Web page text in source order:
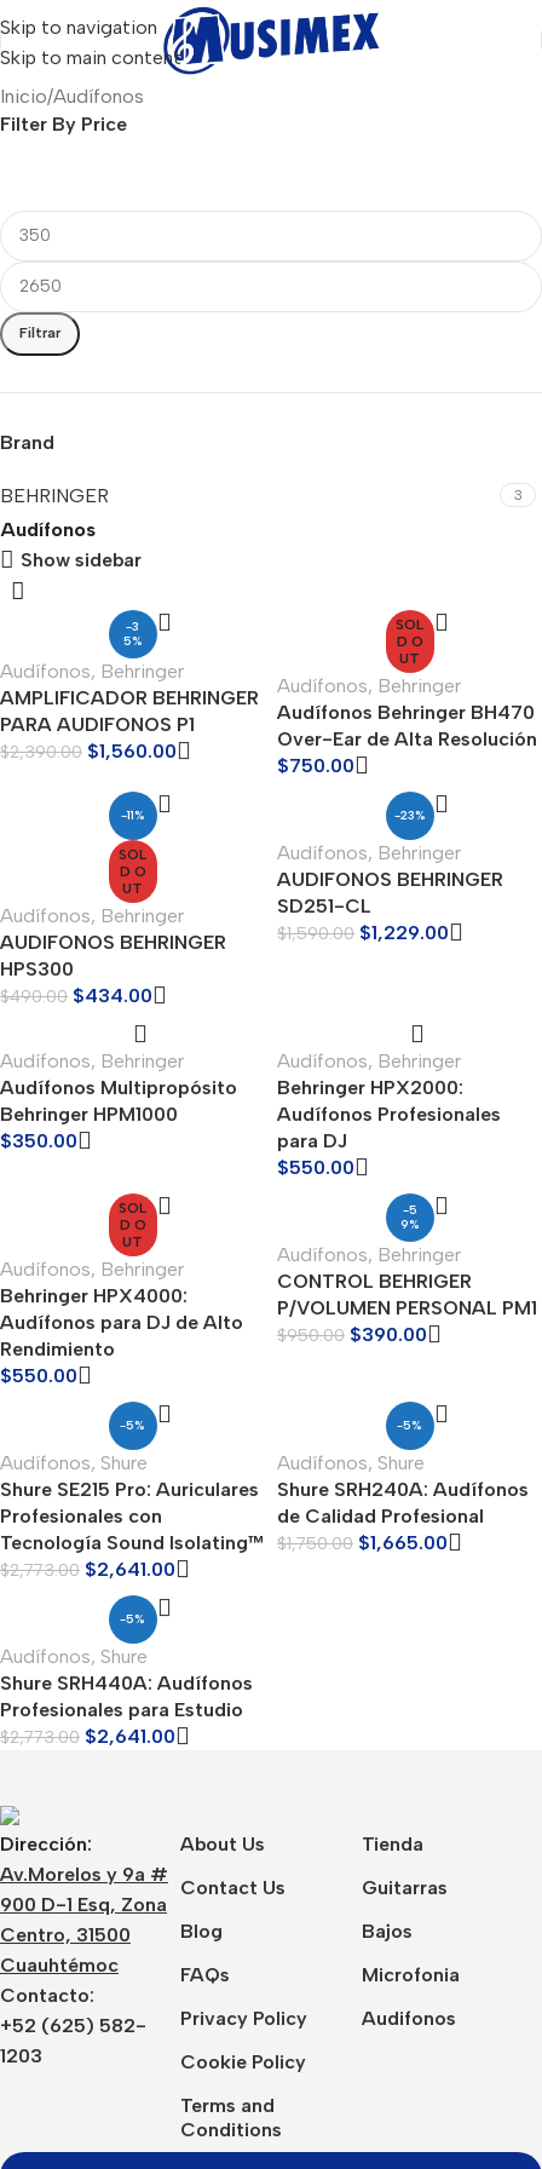
Skip to navigation
Skip to main content
Inicio Audífonos
Filter By Price
Filtrar
Brand
BEHRINGER 3
Audífonos
Show sidebar
-3
5%
Audífonos, Behringer
AMPLIFICADOR BEHRINGER
PARA AUDIFONOS P1
$2,390.00 $1,560.00
SOL
D O
UT
Audífonos, Behringer
Audífonos Behringer BH470
Over-Ear de Alta Resolución
$750.00
-11%
SOL
D O
UT
Audífonos, Behringer
AUDIFONOS BEHRINGER
HPS300
$490.00 $434.00
-23%
Audífonos, Behringer
AUDIFONOS BEHRINGER
SD251-CL
$1,590.00 $1,229.00
Audífonos, Behringer
Audífonos Multipropósito
Behringer HPM1000
$350.00
Audífonos, Behringer
Behringer HPX2000:
Audífonos Profesionales
para DJ
$550.00
SOL
D O
UT
Audífonos, Behringer
Behringer HPX4000:
Audífonos para DJ de Alto
Rendimiento
$550.00
-5
9%
Audífonos, Behringer
CONTROL BEHRIGER
P/VOLUMEN PERSONAL PM1
$950.00 $390.00
-5%
Audífonos, Shure
Shure SE215 Pro: Auriculares
Profesionales con
Tecnología Sound Isolating™
$2,773.00 $2,641.00
-5%
Audífonos, Shure
Shure SRH240A: Audífonos
de Calidad Profesional
$1,750.00 $1,665.00
-5%
Audífonos, Shure
Shure SRH440A: Audífonos
Profesionales para Estudio
$2,773.00 $2,641.00
Dirección:
Av.Morelos y 9a #
900 D-1 Esq, Zona
Centro, 31500
Cuauhtémoc
Contacto:
+52 (625) 582-
1203
About Us
Contact Us
Blog
FAQs
Privacy Policy
Cookie Policy
Terms and
Conditions
Tienda
Guitarras
Bajos
Microfonia
Audifonos